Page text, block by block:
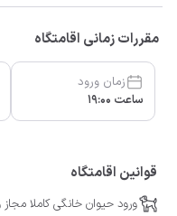
مقررات زمانی اقامتگاه
زمان ورود
ساعت 19:00
قوانین اقامتگاه
ورود حیوان خانگی کاملا